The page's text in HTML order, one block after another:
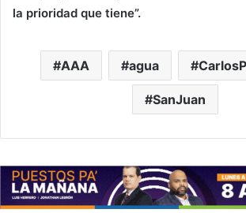
la prioridad que tiene”.
AAA agua
SanJuan